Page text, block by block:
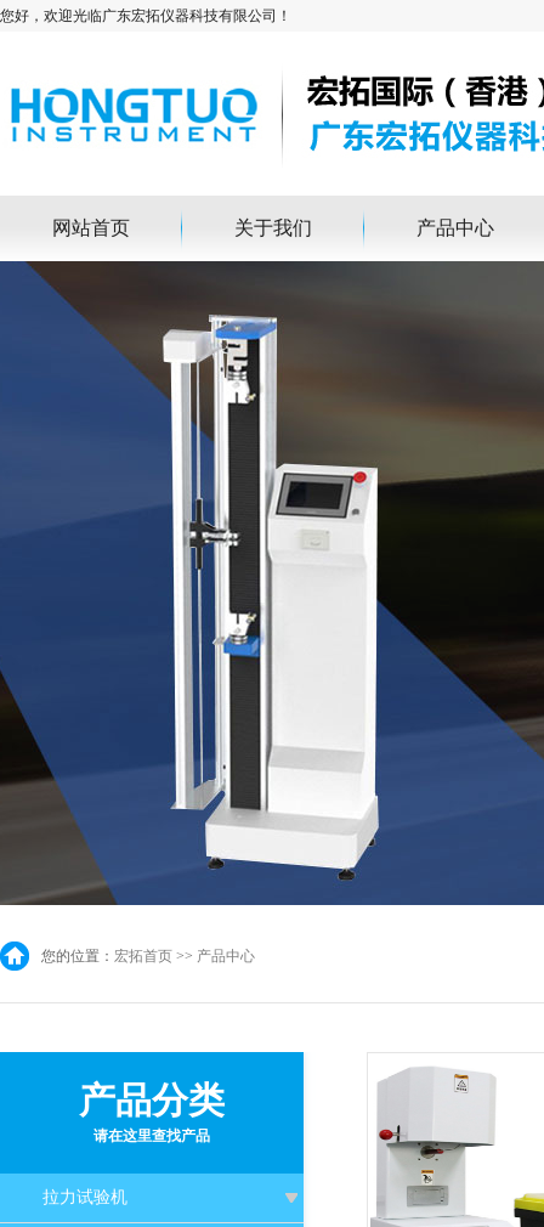
您好，欢迎光临广东宏拓仪器科技有限公司！
网站首页 关于我们 产品中心
您的位置： 宏拓首页 >> 产品中心
产品分类
请在这里查找产品
拉力试验机